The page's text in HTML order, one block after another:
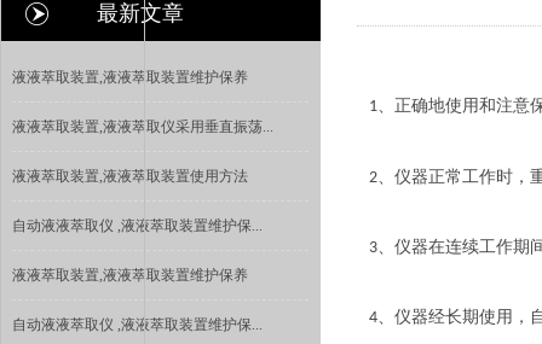
最新文章
液液萃取装置,液液萃取装置维护保养
液液萃取装置,液液萃取仪采用垂直振荡...
液液萃取装置,液液萃取装置使用方法
自动液液萃取仪 ,液液萃取装置维护保...
液液萃取装置,液液萃取装置维护保养
自动液液萃取仪 ,液液萃取装置维护保...
1、正确地使用和注意
2、仪器正常工作时，
3、仪器在连续工作期
4、仪器经长期使用，